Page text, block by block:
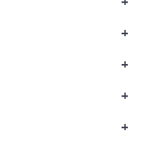
+
+
+
+